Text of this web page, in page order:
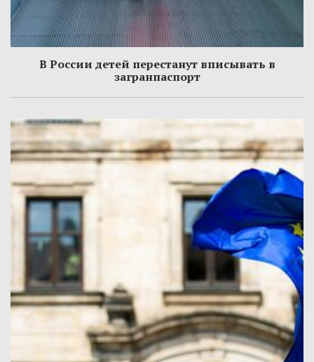
В России детей перестанут вписывать в
загранпаспорт